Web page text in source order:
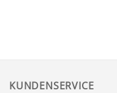
KUNDENSERVICE